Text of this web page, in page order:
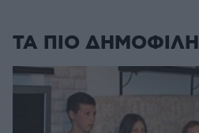
ΤΑ ΠΙΟ ΔΗΜΟΦΙΛΗ